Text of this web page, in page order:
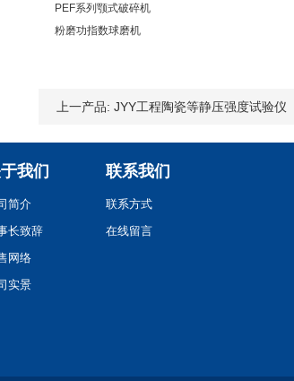
PEF系列颚式破碎机
粉磨功指数球磨机
上一产品: JYY工程陶瓷等静压强度试验仪
我们
简介
长致辞
网络
实景
联系我们
联系方式
在线留言